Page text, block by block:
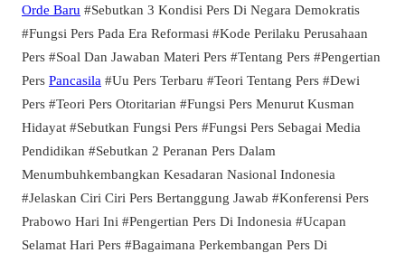
Orde Baru #Sebutkan 3 Kondisi Pers Di Negara Demokratis
#Fungsi Pers Pada Era Reformasi #Kode Perilaku Perusahaan
Pers #Soal Dan Jawaban Materi Pers #Tentang Pers #Pengertian
Pers Pancasila #Uu Pers Terbaru #Teori Tentang Pers #Dewi
Pers #Teori Pers Otoritarian #Fungsi Pers Menurut Kusman
Hidayat #Sebutkan Fungsi Pers #Fungsi Pers Sebagai Media
Pendidikan #Sebutkan 2 Peranan Pers Dalam
Menumbuhkembangkan Kesadaran Nasional Indonesia
#Jelaskan Ciri Ciri Pers Bertanggung Jawab #Konferensi Pers
Prabowo Hari Ini #Pengertian Pers Di Indonesia #Ucapan
Selamat Hari Pers #Bagaimana Perkembangan Pers Di